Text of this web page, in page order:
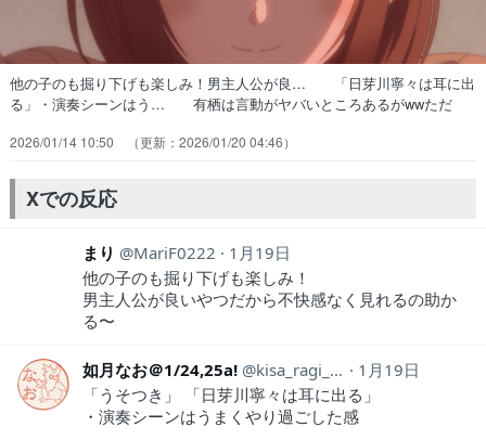
他の子のも掘り下げも楽しみ！男主人公が良… 「日芽川寧々は耳に出
る」・演奏シーンはう… 有栖は言動がヤバいところあるがwwただ
いらしないアニメはストレスな… OPもEDもどっちも神だけど特に
急いてるな。そこそこ面白いんだけ… 原作普通の色じゃん？？？ネタ
バレですけど… やっぱ俺は山吹が大好きだわラブコメの主人…
2026/01/14 10:50 2026/01/20 04:46
Xでの反応
まり MariF0222
1月19日
他の子のも掘り下げも楽しみ！
男主人公が良いやつだから不快感なく見れるの助か
る〜
如月なお＠1/24,25a! kisa_ragi_nao
1月19日
「うそつき」 「日芽川寧々は耳に出る」
・演奏シーンはうまくやり過ごした感